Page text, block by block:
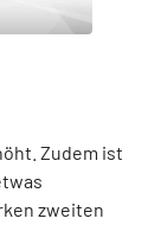
Zudem ist
zweiten